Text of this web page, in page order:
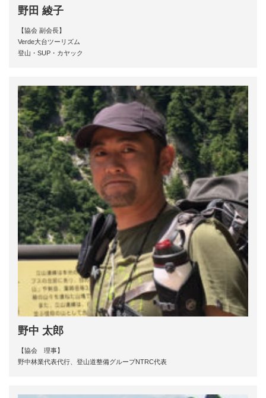
野田 綾子
【協会 副会長】
Verde大台ツーリズム
登山・SUP・カヤック
野中 太郎
【協会 理事】
野中林業代表代行、登山道整備グループNTRC代表